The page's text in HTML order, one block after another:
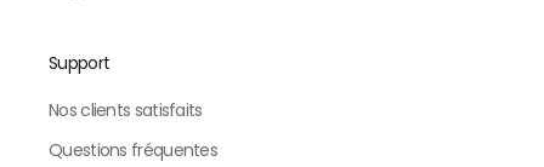
Support
Nos clients satisfaits
Questions fréquentes